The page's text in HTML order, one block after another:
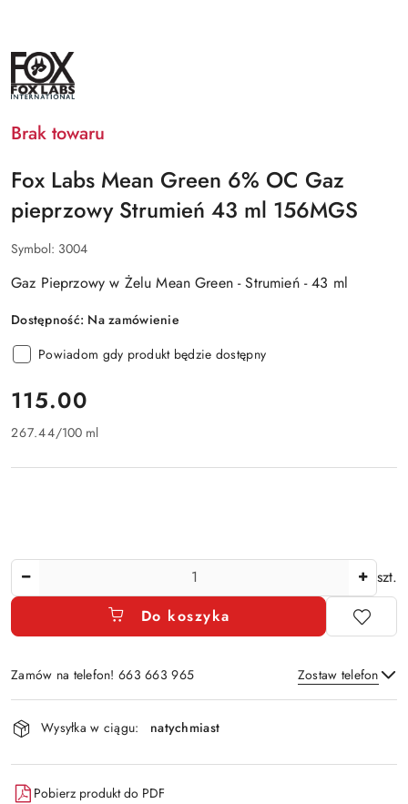
NAZWA
PRODUCENTA:
FOX
LABS
Brak towaru
Fox Labs Mean Green 6% OC Gaz
pieprzowy Strumień 43 ml 156MGS
Symbol: 3004
Gaz Pieprzowy w Żelu Mean Green - Strumień - 43 ml
Dostępność: Na zamówienie
Powiadom gdy produkt będzie dostępny
cena:
115.00
267.44/100 ml
szt.
Do koszyka
Zamów na telefon! 663 663 965 Zostaw telefon
Dostępność
i
dostawa
Wysyłka w ciągu: natychmiast
Pobierz produkt do PDF